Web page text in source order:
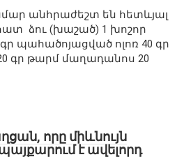
անհրաժեշտ են հետևյալ
ձու (խաշած) 1 խոշոր
պահածոյացված ոլոռ 40 գր
գր թարմ մաղադանոս 20
որը միևնույն
է ավելորդ